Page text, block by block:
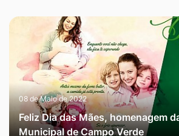
08 de Maio de 2022
Feliz Dia das Mães, homenagem
Municipal de Campo Verde